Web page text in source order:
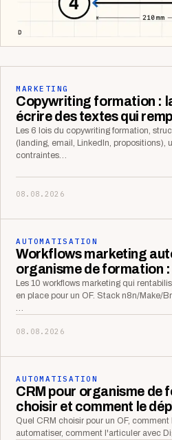
MARKETING
Copywriting formation :
écrire des textes qui
Les 6 lois du copywriting formation,
(landing, email, LinkedIn, propositions),
contraintes…
08.08.2026
AUTOMATISATION
Workflows marketing
organisme de formation
Les 10 workflows marketing qui
en place pour un OF. Stack n8n/Make/
…
08.08.2026
AUTOMATISATION
CRM pour organisme de
choisir et comment le
Quel CRM choisir pour un OF,
automatiser, comment l'articuler avec